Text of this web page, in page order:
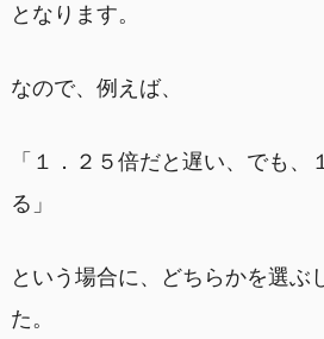
となります。
なので、例えば、
「１．２５倍だと遅い、でも、
る」
という場合に、どちらかを選ぶ
た。